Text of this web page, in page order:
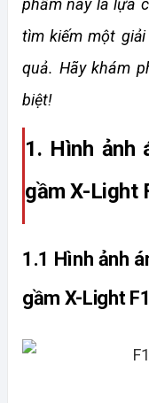
phẩm này là lựa
tìm kiếm một
quả. Hãy khám
biệt!
1. Hình ảnh
gầm X-Light
1.1 Hình ảnh
gầm X-Light